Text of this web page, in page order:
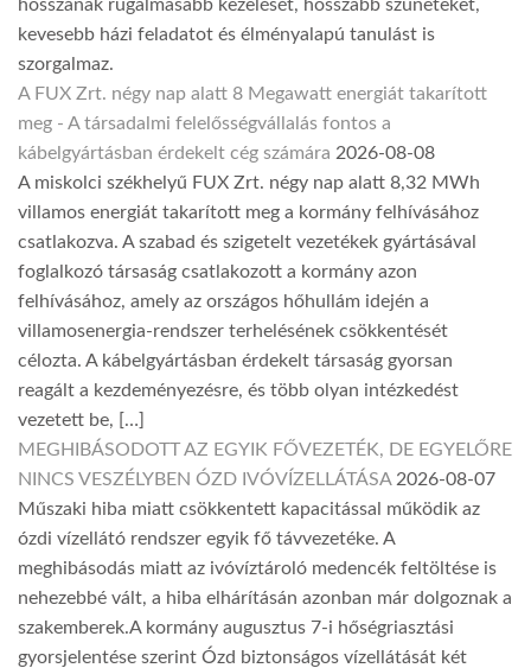
hosszának rugalmasabb kezelését, hosszabb szüneteket,
kevesebb házi feladatot és élményalapú tanulást is
szorgalmaz.
A FUX Zrt. négy nap alatt 8 Megawatt energiát takarított
meg - A társadalmi felelősségvállalás fontos a
kábelgyártásban érdekelt cég számára 2026-08-08
A miskolci székhelyű FUX Zrt. négy nap alatt 8,32 MWh
villamos energiát takarított meg a kormány felhívásához
csatlakozva. A szabad és szigetelt vezetékek gyártásával
foglalkozó társaság csatlakozott a kormány azon
felhívásához, amely az országos hőhullám idején a
villamosenergia-rendszer terhelésének csökkentését
célozta. A kábelgyártásban érdekelt társaság gyorsan
reagált a kezdeményezésre, és több olyan intézkedést
vezetett be, […]
MEGHIBÁSODOTT AZ EGYIK FŐVEZETÉK, DE EGYELŐRE
NINCS VESZÉLYBEN ÓZD IVÓVÍZELLÁTÁSA 2026-08-07
Műszaki hiba miatt csökkentett kapacitással működik az
ózdi vízellátó rendszer egyik fő távvezetéke. A
meghibásodás miatt az ivóvíztároló medencék feltöltése is
nehezebbé vált, a hiba elhárításán azonban már dolgoznak a
szakemberek.A kormány augusztus 7-i hőségriasztási
gyorsjelentése szerint Ózd biztonságos vízellátását két